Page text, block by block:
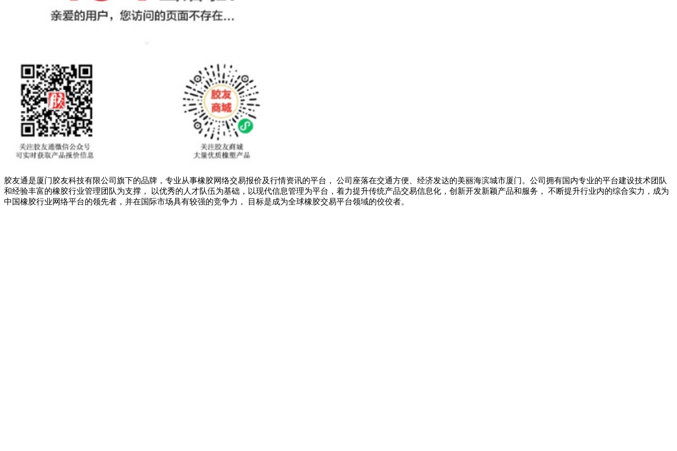
胶友通是厦门胶友科技有限公司旗下的品牌，专业从事橡胶网络交易报价及行情资讯的平台， 公司座落在交通方便、经济发达的美丽海滨城市厦门。公司拥有国内专业的平台建设技术团队
和经验丰富的橡胶行业管理团队为支撑， 以优秀的人才队伍为基础，以现代信息管理为平台，着力提升传统产品交易信息化，创新开发新颖产品和服务， 不断提升行业内的综合实力，成为
中国橡胶行业网络平台的领先者，并在国际市场具有较强的竞争力， 目标是成为全球橡胶交易平台领域的佼佼者。